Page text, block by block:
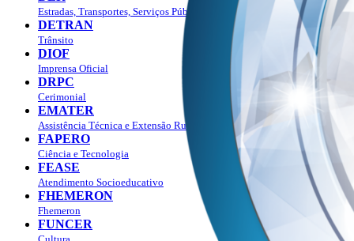
Estradas, Transportes, Serviços Públicos
DETRAN
Trânsito
DIOF
Imprensa Oficial
DRPC
Cerimonial
EMATER
Assistência Técnica e Extensão Rural
FAPERO
Ciência e Tecnologia
FEASE
Atendimento Socioeducativo
FHEMERON
Fhemeron
FUNCER
Cultura